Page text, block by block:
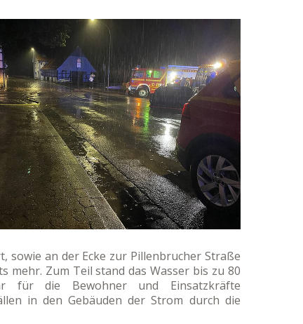
sowie an der Ecke zur Pillenbrucher Straße
mehr. Zum Teil stand das Wasser bis zu 80
für die Bewohner und Einsatzkräfte
in den Gebäuden der Strom durch die